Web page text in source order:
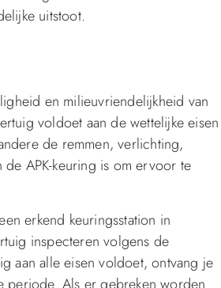
uitstoot.
en milieuvriendelijkheid van
voldoet aan de wettelijke eisen
de remmen, verlichting,
APK-keuring is om ervoor te
erkend keuringsstation in
inspecteren volgens de
aan alle eisen voldoet, ontvang je
Als er gebreken worden